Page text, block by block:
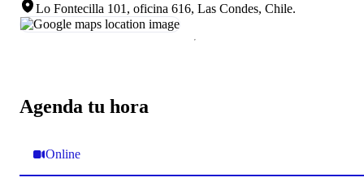
Agenda tu hora
Online
Lo Fontecilla 101, oficina 616, Las Condes, Chile.